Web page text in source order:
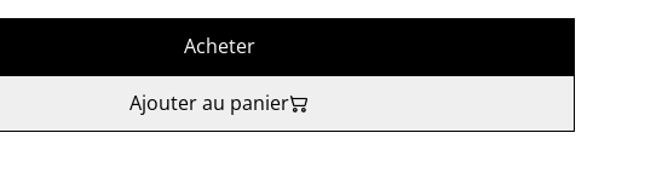
Acheter
Ajouter au panier